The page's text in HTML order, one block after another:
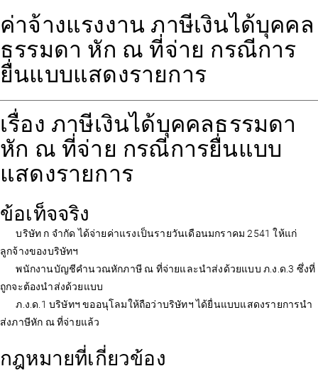
ค่าจ้างแรงงาน ภาษีเงินได้บุคคล
ธรรมดา หัก ณ ที่จ่าย กรณีการ
ยื่นแบบแสดงรายการ
เรื่อง ภาษีเงินได้บุคคลธรรมดา
หัก ณ ที่จ่าย กรณีการยื่นแบบ
แสดงรายการ
ข้อเท็จจริง
บริษัท ก จำกัด ได้จ่ายค่าแรงเป็นรายวันเดือนมกราคม 2541 ให้แก่
ลูกจ้างของบริษัทฯ
พนักงานบัญชีคำนวณหักภาษี ณ ที่จ่ายและนำส่งด้วยแบบ ภ.ง.ด.3 ซึ่งที่
ถูกจะต้องนำส่งด้วยแบบ
ภ.ง.ด.1 บริษัทฯ ขออนุโลมให้ถือว่าบริษัทฯ ได้ยื่นแบบแสดงรายการนำ
ส่งภาษีหัก ณ ที่จ่ายแล้ว
กฎหมายที่เกี่ยวข้อง